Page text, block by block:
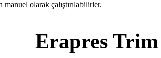
olarak çalıştırılabilirler.
Erapres Trim